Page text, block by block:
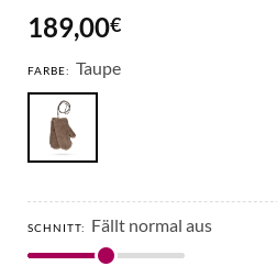
189,00€
FARBE: Taupe
SCHNITT: Fällt normal aus